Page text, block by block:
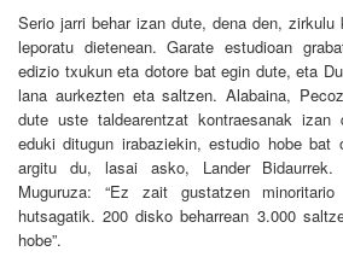
Serio jarri behar izan dute, dena den, zirkulu
leporatu dietenean. Garate estudioan
edizio txukun eta dotore bat egin dute, eta
lana aurkezten eta saltzen. Alabaina,
dute uste taldearentzat kontraesanak izan
eduki ditugun irabaziekin, estudio hobe bat
argitu du, lasai asko, Lander
Muguruza: “Ez zait gustatzen
hutsagatik. 200 disko beharrean 3.000
hobe”.